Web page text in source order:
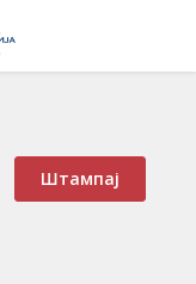
Штампај